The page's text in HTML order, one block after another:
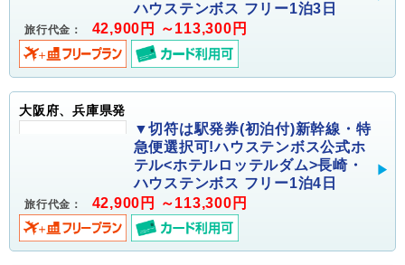
ハウステンボス フリー1泊3日
旅行代金： 42,900円 ～113,300円
大阪府、兵庫県発
▼切符は駅発券(初泊付)新幹線・特
急便選択可!ハウステンボス公式ホ
テル<ホテルロッテルダム>長崎・
ハウステンボス フリー1泊4日
旅行代金： 42,900円 ～113,300円